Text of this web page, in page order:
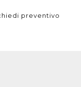
preventivo